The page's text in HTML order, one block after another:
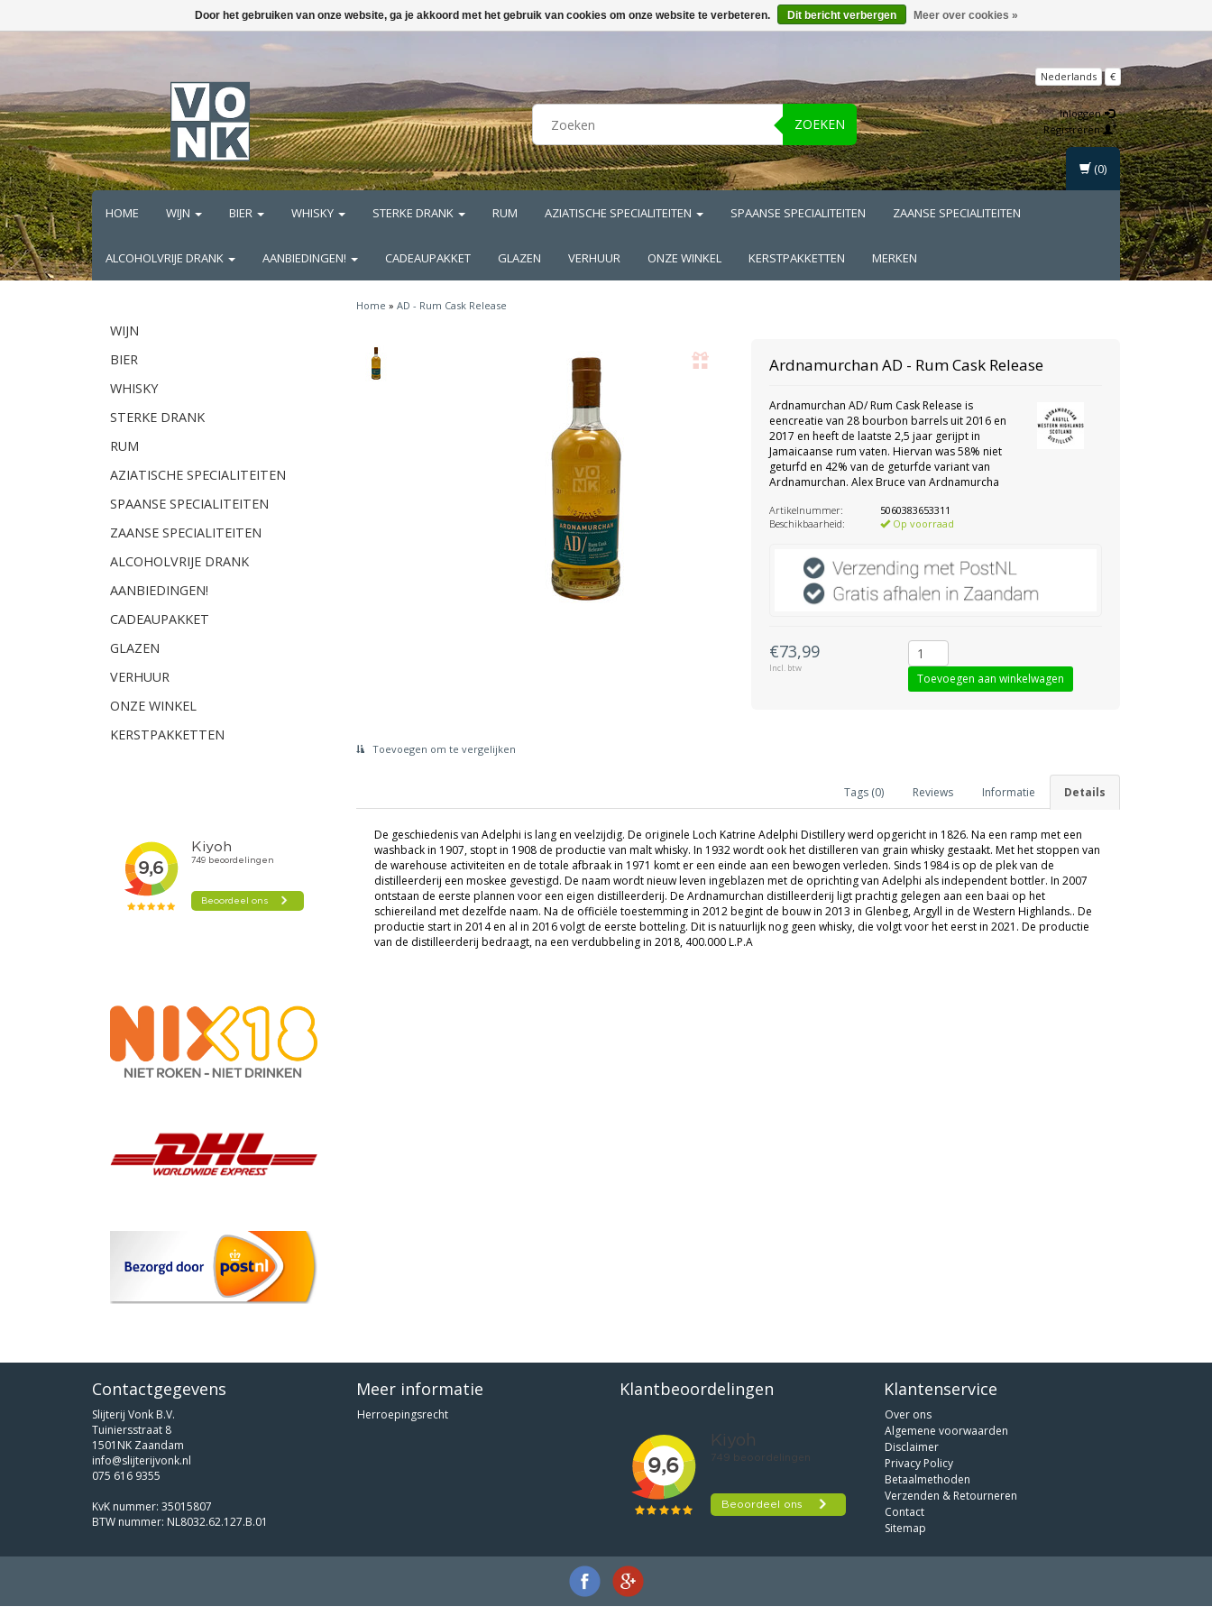
ZOEKEN
Nederlands €
Inloggen
Registreren
HOME WIJN BIER WHISKY STERKE DRANK RUM AZIATISCHE SPECIALITEITEN SPAANSE SPECIALITEITEN ZAANSE SPECIALITEITEN
ALCOHOLVRIJE DRANK AANBIEDINGEN! CADEAUPAKKET GLAZEN VERHUUR ONZE WINKEL KERSTPAKKETTEN MERKEN
(0)
WIJN
BIER
WHISKY
STERKE DRANK
RUM
AZIATISCHE SPECIALITEITEN
SPAANSE SPECIALITEITEN
ZAANSE SPECIALITEITEN
ALCOHOLVRIJE DRANK
AANBIEDINGEN!
CADEAUPAKKET
GLAZEN
VERHUUR
ONZE WINKEL
KERSTPAKKETTEN
Home » AD - Rum Cask Release
ArdnamurchanAD - Rum Cask Release
Ardnamurchan AD/ Rum Cask Release is
eencreatie van 28 bourbon barrels uit 2016 en
2017 en heeft de laatste 2,5 jaar gerijpt in
Jamaicaanse rum vaten. Hiervan was 58% niet
geturfd en 42% van de geturfde variant van
Ardnamurchan. Alex Bruce van Ardnamurcha
Artikelnummer:
5060383653311
Beschikbaarheid:
Op voorraad
€73,99
Incl. btw
Toevoegen om te vergelijken
Details
Informatie
Reviews
Tags (0)
De geschiedenis van Adelphi is lang en veelzijdig. De originele Loch Katrine Adelphi Distillery werd opgericht in 1826. Na een ramp met een
washback in 1907, stopt in 1908 de productie van malt whisky. In 1932 wordt ook het distilleren van grain whisky gestaakt. Met het stoppen van
de warehouse activiteiten en de totale afbraak in 1971 komt er een einde aan een bewogen verleden. Sinds 1984 is op de plek van de
distilleerderij een moskee gevestigd. De naam wordt nieuw leven ingeblazen met de oprichting van Adelphi als independent bottler. In 2007
ontstaan de eerste plannen voor een eigen distilleerderij. De Ardnamurchan distilleerderij ligt prachtig gelegen aan een baai op het
schiereiland met dezelfde naam. Na de officiële toestemming in 2012 begint de bouw in 2013 in Glenbeg, Argyll in de Western Highlands.. De
productie start in 2014 en al in 2016 volgt de eerste botteling. Dit is natuurlijk nog geen whisky, die volgt voor het eerst in 2021. De productie
van de distilleerderij bedraagt, na een verdubbeling in 2018, 400.000 L.P.A
Contactgegevens
Slijterij Vonk B.V.
Tuiniersstraat 8
1501NK Zaandam
info@slijterijvonk.nl
075 616 9355
KvK nummer: 35015807
BTW nummer: NL8032.62.127.B.01
Meer informatie
Herroepingsrecht
Klantbeoordelingen Klantenservice
Over ons
Algemene voorwaarden
Disclaimer
Privacy Policy
Betaalmethoden
Verzenden & Retourneren
Contact
Sitemap
Door het gebruiken van onze website, ga je akkoord met het gebruik van cookies om onze website te verbeteren. Dit bericht verbergen Meer over cookies »